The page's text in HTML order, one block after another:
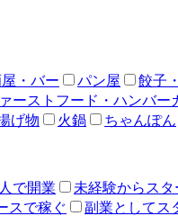
・バー パン屋 餃子
ーストフード・ハンバー
げ物 火鍋 ちゃんぽん
で開業 未経験からスタ
スで稼ぐ 副業としてス